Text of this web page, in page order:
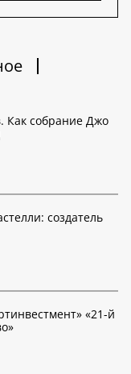
Как собрание Джо
создатель
«21-й